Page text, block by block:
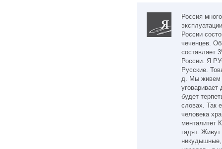
Россия
России
чеченцев.
составляет
России. Я
Русские.
д. Мы живем
будет
словах. Так
человека
менталитет
гадят.